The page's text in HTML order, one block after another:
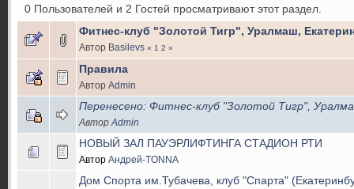
0 Пользователей и 2 Гостей просматривают этот раздел.
Фитнес-клуб "Золотой Тигр", Уралмаш,
Автор Basilevs « 1 2 »
Правила
Автор Admin
Перенесено: Фитнес-клуб "Золотой Тигр",
Автор Admin
НОВЫЙ ЗАЛ ПАУЭРЛИФТИНГА СТАДИОН РТИ
Автор Андрей-TONNA
Дом Спорта им.Тубачева, клуб "Спарта"